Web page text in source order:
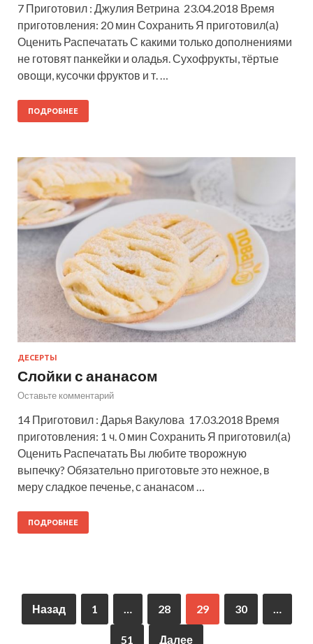
7 Приготовил : Джулия Ветрина 23.04.2018 Время
приготовления: 20 мин Сохранить Я приготовил(а)
Оценить Распечатать С какими только дополнениями
не готовят панкейки и оладья. Сухофрукты, тёртые
овощи, кусочки фруктов и т. …
ПОДРОБНЕЕ
ДЕСЕРТЫ
Слойки с ананасом
Оставьте комментарий
14 Приготовил : Дарья Вакулова 17.03.2018 Время
приготовления: 1 ч. 0 мин Сохранить Я приготовил(а)
Оценить Распечатать Вы любите творожную
выпечку? Обязательно приготовьте это нежное, в
меру сладкое печенье, с ананасом …
ПОДРОБНЕЕ
Назад 1 … 28 29 30 …
51 Далее